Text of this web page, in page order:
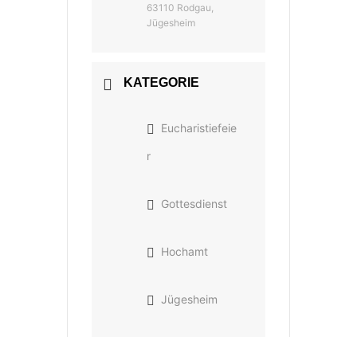
63110 Rodgau,
Jügesheim
KATEGORIE
Eucharistiefeie
r
Gottesdienst
Hochamt
Jügesheim